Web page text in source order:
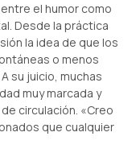
el humor como
Desde la práctica
la idea de que los
o menos
su juicio, muchas
muy marcada y
circulación. «Creo
que cualquier